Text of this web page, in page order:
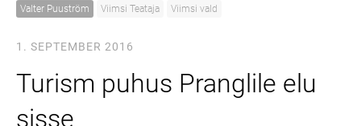
Valter Puuström
Viimsi Teataja Viimsi vald
1. SEPTEMBER 2016
Turism puhus Pranglile elu
sisse